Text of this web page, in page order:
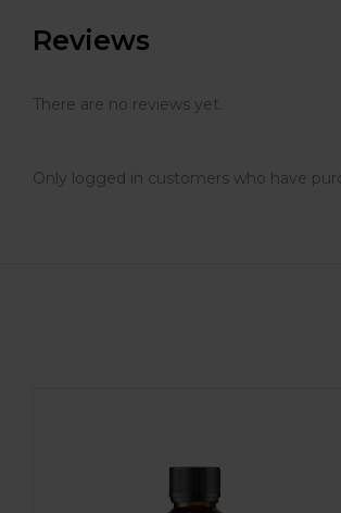
Reviews
There are no reviews yet.
Only logged in customers who have